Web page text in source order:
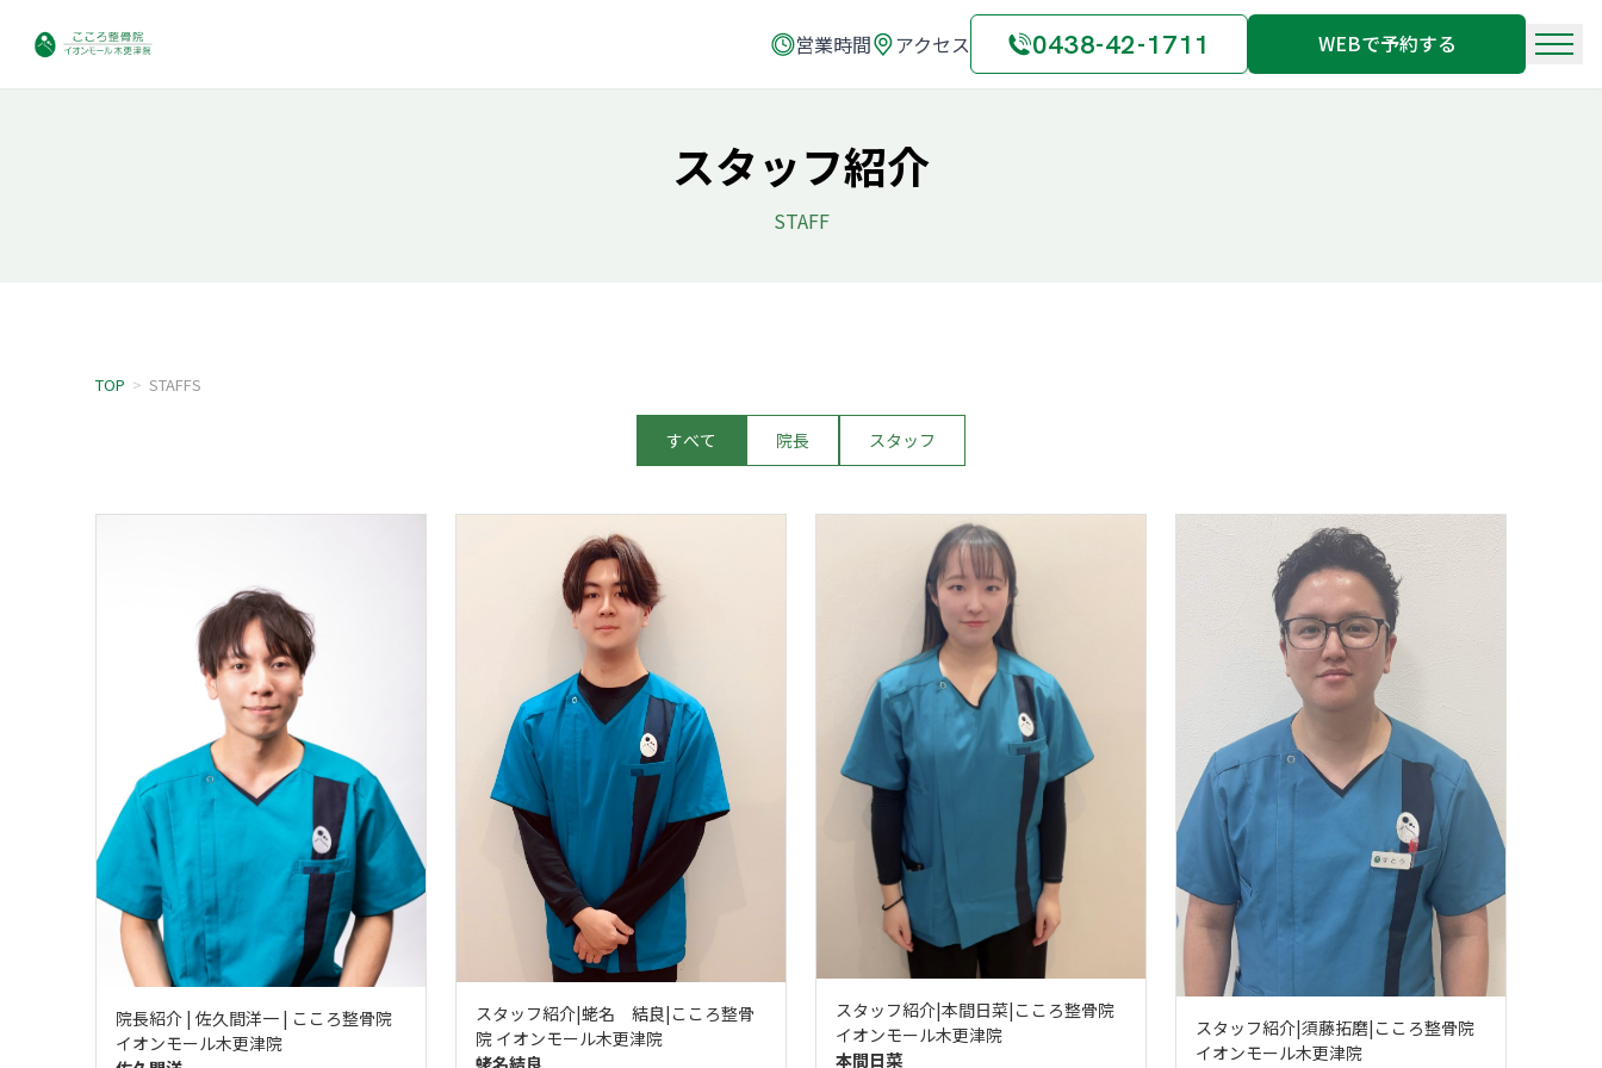
営業時間 アクセス 0438-42-1711 WEBで予約する
スタッフ紹介
STAFF
TOP > STAFFS
すべて 院長 スタッフ
院長紹介 | 佐久間洋一 | こころ整骨院
イオンモール木更津院
スタッフ紹介|蛯名 結良|こころ整骨
院 イオンモール木更津院
蛯名結良
スタッフ紹介|本間日菜|こころ整骨院
イオンモール木更津院
本間日菜
スタッフ紹介|須藤拓磨|こころ整骨院
イオンモール木更津院